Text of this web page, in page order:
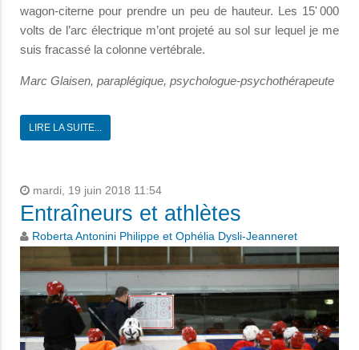
wagon-citerne pour prendre un peu de hauteur. Les 15' 000
volts de l’arc électrique m’ont projeté au sol sur lequel je me
suis fracassé la colonne vertébrale.
Marc Glaisen, paraplégique, psychologue-psychothérapeute
LIRE LA SUITE...
mardi, 19 juin 2018 11:54
Entraîneurs et athlètes
Roberta Antonini Philippe et Ophélia Dysli-Jeanneret